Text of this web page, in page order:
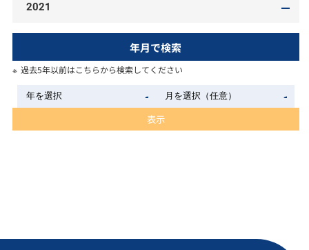
2021
年月で検索
過去5年以前はこちらから検索してください
表示